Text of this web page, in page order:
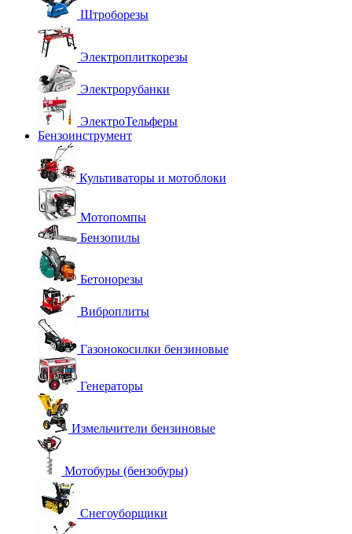
Штроборезы
Электроплиткорезы
Электрорубанки
ЭлектроТельферы
Бензоинструмент
Культиваторы и мотоблоки
Мотопомпы
Бензопилы
Бетонорезы
Виброплиты
Газонокосилки бензиновые
Генераторы
Измельчители бензиновые
Мотобуры (бензобуры)
Снегоуборщики